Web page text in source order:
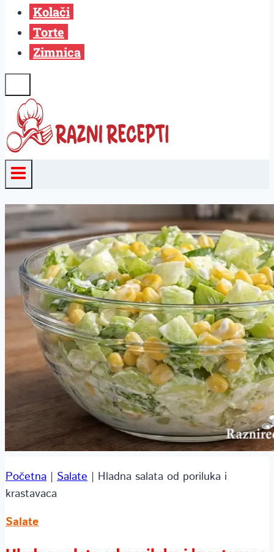
Kolači
Torte
Zimnica
Početna | Salate | Hladna salata od poriluka i
krastavaca
Salate